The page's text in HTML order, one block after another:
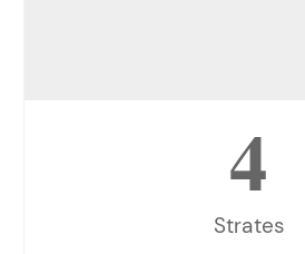
Strates
4